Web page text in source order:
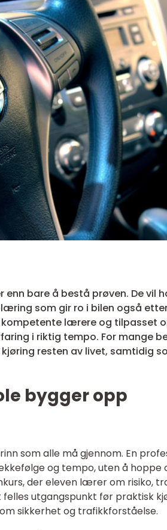
bare å bestå prøven. De vil
som gir ro i bilen også
lærere og tilpasset
i riktig tempo. For mange
resten av livet, samtidig
bygger opp
som alle må gjennom. En
og tempo, uten å hoppe
der eleven lærer om risiko,
utgangspunkt før praktisk
sikkerhet og trafikkforståelse.